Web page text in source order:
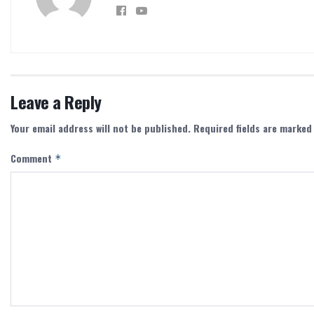
Leave a Reply
Your email address will not be published. Required fields are marked
Comment *